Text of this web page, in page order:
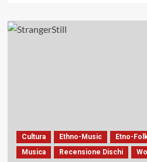
Cultura Ethno-Music Etno-
Musica
Recensione Dischi